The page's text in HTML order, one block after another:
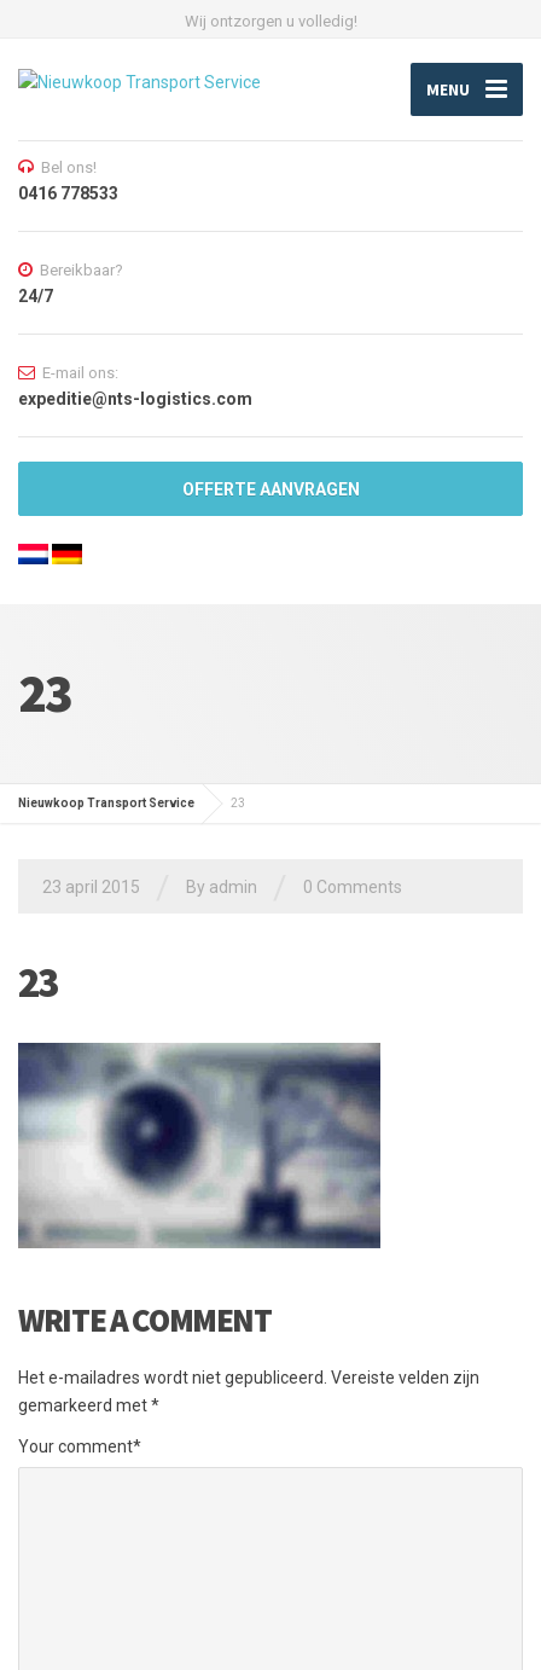
Wij ontzorgen u volledig!
MENU
Bel ons!
0416 778533
Bereikbaar?
24/7
E-mail ons:
expeditie@nts-logistics.com
OFFERTE AANVRAGEN
23
Nieuwkoop Transport Service 23
23 april 2015 By admin 0 Comments
23
WRITE A COMMENT
Het e-mailadres wordt niet gepubliceerd. Vereiste velden zijn
gemarkeerd met*
Your comment*